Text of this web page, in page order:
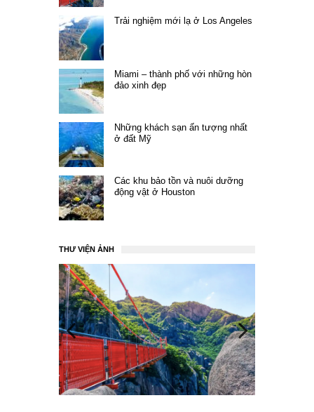
Trải nghiệm mới lạ ở Los Angeles
Miami – thành phố với những hòn
đảo xinh đẹp
Những khách sạn ấn tượng nhất
ở đất Mỹ
Các khu bảo tồn và nuôi dưỡng
động vật ở Houston
THƯ VIỆN ẢNH